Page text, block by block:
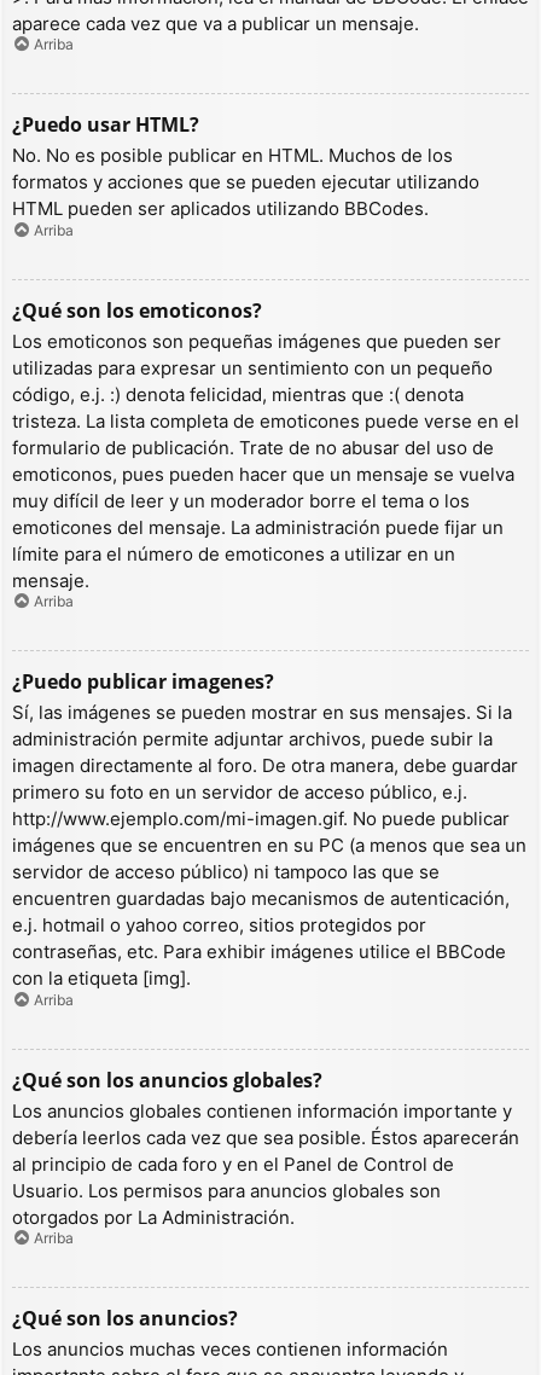
aparece cada vez que va a publicar un mensaje.
Arriba
¿Puedo usar HTML?
No. No es posible publicar en HTML. Muchos de los
formatos y acciones que se pueden ejecutar utilizando
HTML pueden ser aplicados utilizando BBCodes.
Arriba
¿Qué son los emoticonos?
Los emoticonos son pequeñas imágenes que pueden ser
utilizadas para expresar un sentimiento con un pequeño
código, e.j. :) denota felicidad, mientras que :( denota
tristeza. La lista completa de emoticones puede verse en el
formulario de publicación. Trate de no abusar del uso de
emoticonos, pues pueden hacer que un mensaje se vuelva
muy difícil de leer y un moderador borre el tema o los
emoticones del mensaje. La administración puede fijar un
límite para el número de emoticones a utilizar en un
mensaje.
Arriba
¿Puedo publicar imagenes?
Sí, las imágenes se pueden mostrar en sus mensajes. Si la
administración permite adjuntar archivos, puede subir la
imagen directamente al foro. De otra manera, debe guardar
primero su foto en un servidor de acceso público, e.j.
http://www.ejemplo.com/mi-imagen.gif. No puede publicar
imágenes que se encuentren en su PC (a menos que sea un
servidor de acceso público) ni tampoco las que se
encuentren guardadas bajo mecanismos de autenticación,
e.j. hotmail o yahoo correo, sitios protegidos por
contraseñas, etc. Para exhibir imágenes utilice el BBCode
con la etiqueta [img].
Arriba
¿Qué son los anuncios globales?
Los anuncios globales contienen información importante y
debería leerlos cada vez que sea posible. Éstos aparecerán
al principio de cada foro y en el Panel de Control de
Usuario. Los permisos para anuncios globales son
otorgados por La Administración.
Arriba
¿Qué son los anuncios?
Los anuncios muchas veces contienen información